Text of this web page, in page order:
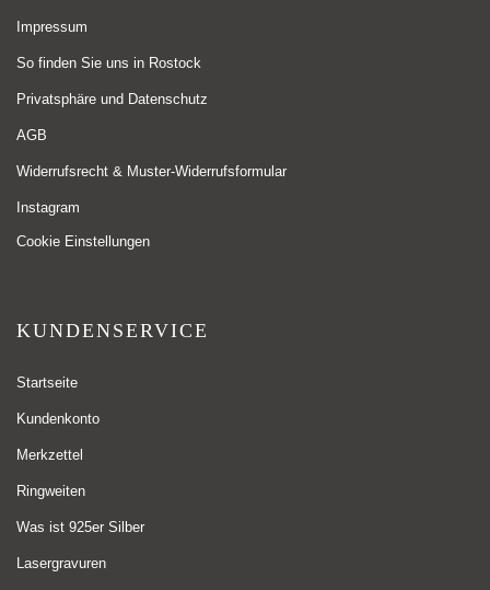
Impressum
So finden Sie uns in Rostock
Privatsphäre und Datenschutz
AGB
Widerrufsrecht & Muster-Widerrufsformular
Instagram
Cookie Einstellungen
KUNDENSERVICE
Startseite
Kundenkonto
Merkzettel
Ringweiten
Was ist 925er Silber
Lasergravuren